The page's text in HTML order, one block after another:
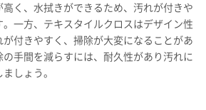
く、水拭きができるため、汚れが付きや
一方、テキスタイルクロスはデザイン性
付きやすく、掃除が大変になることがあ
の手間を減らすには、耐久性があり汚れに
しょう。